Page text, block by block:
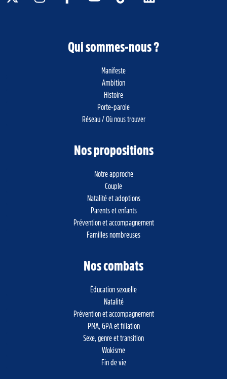
Qui sommes-nous ?
Manifeste
Ambition
Histoire
Porte-parole
Réseau / Où nous trouver
Nos propositions
Notre approche
Couple
Natalité et adoptions
Parents et enfants
Prévention et accompagnement
Familles nombreuses
Nos combats
Éducation sexuelle
Natalité
Prévention et accompagnement
PMA, GPA et filiation
Sexe, genre et transition
Wokisme
Fin de vie